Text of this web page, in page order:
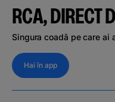
RCA, DIRECT
Singura coadă pe care ai
Hai în app